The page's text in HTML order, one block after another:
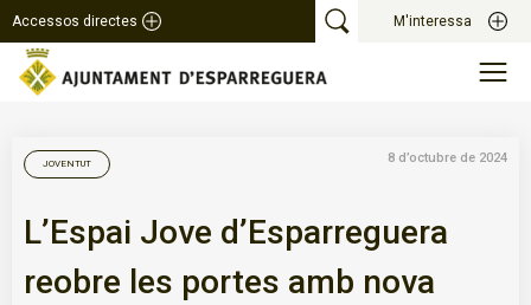
Accessos directes M'interessa
JOVENTUT 8 d’octubre de 2024
L’Espai Jove d’Esparreguera
reobre les portes amb nova